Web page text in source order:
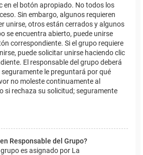
en el botón apropiado. No todos los
Sin embargo, algunos requieren
unirse, otros están cerrados y algunos
se encuentra abierto, puede unirse
correspondiente. Si el grupo requiere
puede solicitar unirse haciendo clic
El responsable del grupo deberá
le preguntará por qué
no moleste continuamente al
si rechaza su solicitud; seguramente
Responsable del Grupo?
es asignado por La